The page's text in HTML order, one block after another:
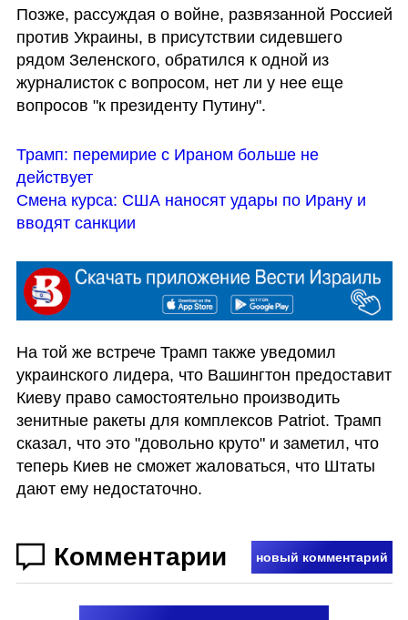
Позже, рассуждая о войне, развязанной Россией
против Украины, в присутствии сидевшего
рядом Зеленского, обратился к одной из
журналисток с вопросом, нет ли у нее еще
вопросов "к президенту Путину".
Трамп: перемирие с Ираном больше не
действует
Смена курса: США наносят удары по Ирану и
вводят санкции
На той же встрече Трамп также уведомил
украинского лидера, что Вашингтон предоставит
Киеву право самостоятельно производить
зенитные ракеты для комплексов Patriot. Трамп
сказал, что это "довольно круто" и заметил, что
теперь Киев не сможет жаловаться, что Штаты
дают ему недостаточно.
Комментарии новый комментарий